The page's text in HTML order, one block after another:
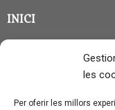
les
Per oferir les millors
INICI
QUI SOC?